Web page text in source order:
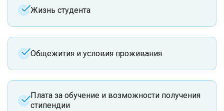
Жизнь студента
Общежития и условия проживания
Плата за обучение и возможности получения
стипендии